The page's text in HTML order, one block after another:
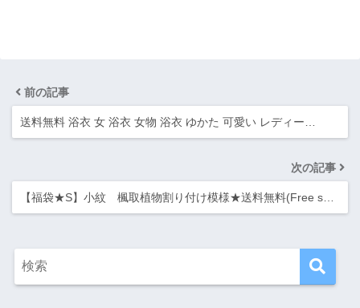
前の記事
送料無料 浴衣 女 浴衣 女物 浴衣 ゆかた 可愛い レディー…
次の記事
【福袋★S】小紋 楓取植物割り付け模様★送料無料(Free s…